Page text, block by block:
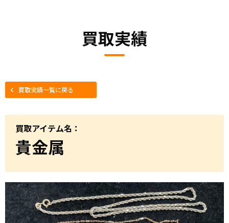
買取実績
買取実績一覧に戻る
買取アイテム名：
貴金属